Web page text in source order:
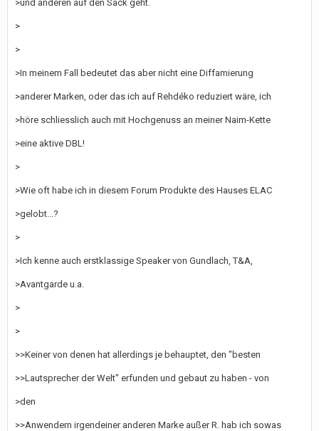
>und anderen auf den Sack geht.
>
>
>In meinem Fall bedeutet das aber nicht eine Diffamierung
>anderer Marken, oder das ich auf Rehdéko reduziert wäre, ich
>höre schliesslich auch mit Hochgenuss an meiner Naim-Kette
>eine aktive DBL!
>
>Wie oft habe ich in diesem Forum Produkte des Hauses ELAC
>gelobt...?
>
>Ich kenne auch erstklassige Speaker von Gundlach, T&A,
>Avantgarde u.a.
>
>
>>Keiner von denen hat allerdings je behauptet, den "besten
>>Lautsprecher der Welt" erfunden und gebaut zu haben - von
>den
>>Anwendern irgendeiner anderen Marke außer R. hab ich sowas